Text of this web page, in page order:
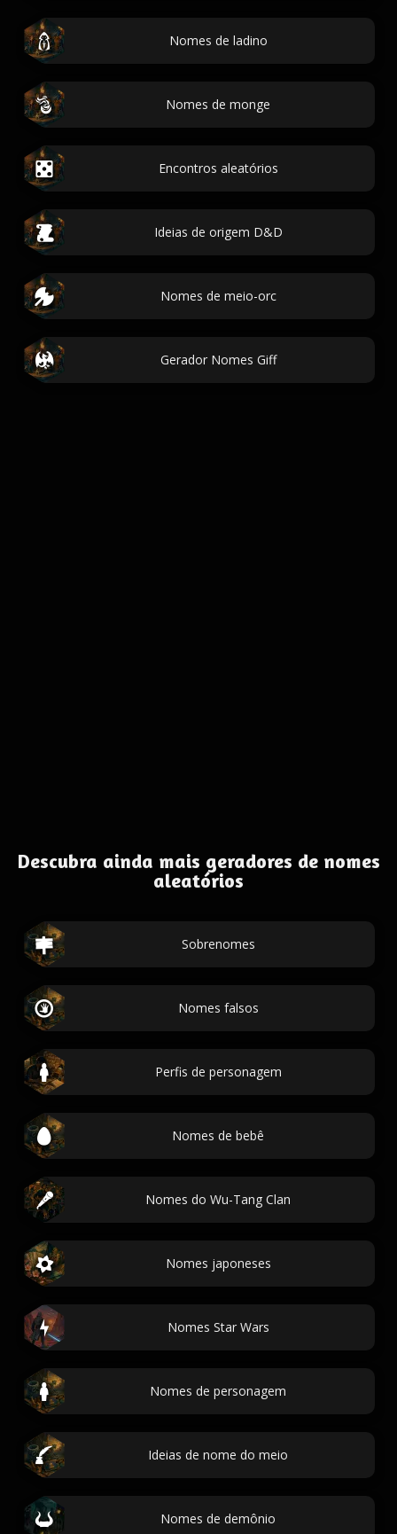
Nomes de ladino
Nomes de monge
Encontros aleatórios
Ideias de origem D&D
Nomes de meio-orc
Gerador Nomes Giff
Descubra ainda mais geradores de nomes
aleatórios
Sobrenomes
Nomes falsos
Perfis de personagem
Nomes de bebê
Nomes do Wu-Tang Clan
Nomes japoneses
Nomes Star Wars
Nomes de personagem
Ideias de nome do meio
Nomes de demônio